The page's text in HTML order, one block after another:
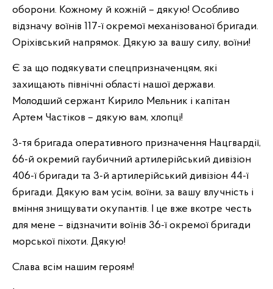
оборони. Кожному й кожній – дякую! Особливо
відзначу воїнів 117-ї окремої механізованої бригади.
Оріхівський напрямок. Дякую за вашу силу, воїни!
Є за що подякувати спецпризначенцям, які
захищають північні області нашої держави.
Молодший сержант Кирило Мельник і капітан
Артем Частіков – дякую вам, хлопці!
3-тя бригада оперативного призначення Нацгвардії,
66-й окремий гаубичний артилерійський дивізіон
406-ї бригади та 3-й артилерійський дивізіон 44-ї
бригади. Дякую вам усім, воїни, за вашу влучність і
вміння знищувати окупантів. І це вже вкотре честь
для мене – відзначити воїнів 36-ї окремої бригади
морської піхоти. Дякую!
Слава всім нашим героям!